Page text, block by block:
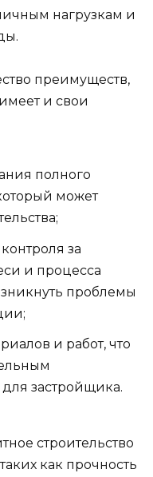
нагрузкам и
преимуществ,
и свои
полного
может
за
и процесса
проблемы
и работ, что
застройщика.
строительство
как прочность